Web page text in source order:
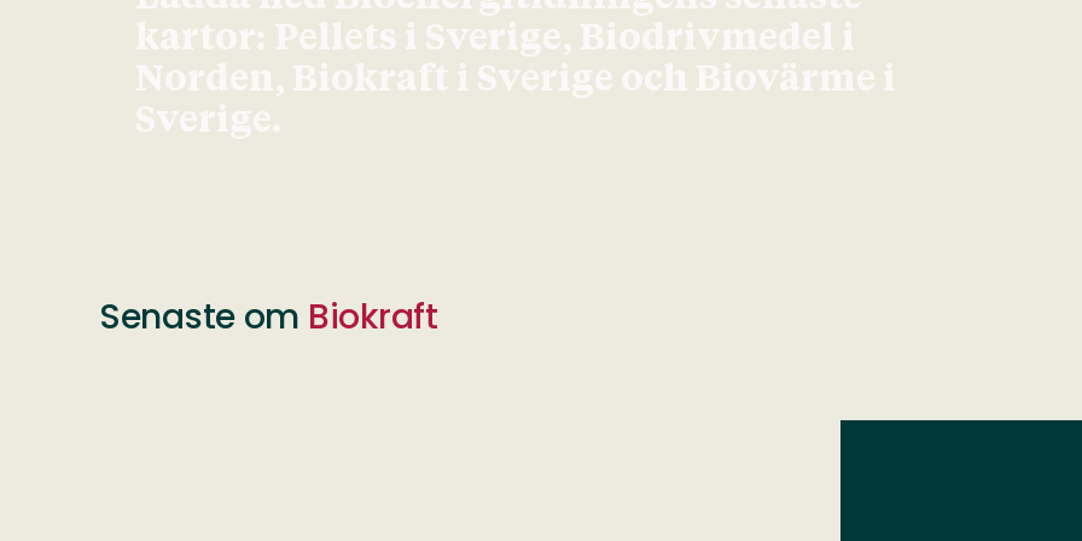
kartor: Pellets i Sverige, Biodrivmedel i
Norden, Biokraft i Sverige och Biovärme i
Sverige.
Senaste om Biokraft